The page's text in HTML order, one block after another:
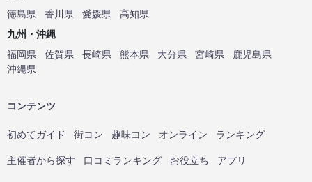
徳島県
香川県 愛媛県
高知県
九州・沖縄
福岡県
佐賀県 長崎県 熊本県 大分県 宮崎県
鹿児島県
沖縄県
コンテンツ
初めてガイド 街コン 趣味コン オンライン ランキング
主催者から探す 口コミランキング お役立ち アプリ